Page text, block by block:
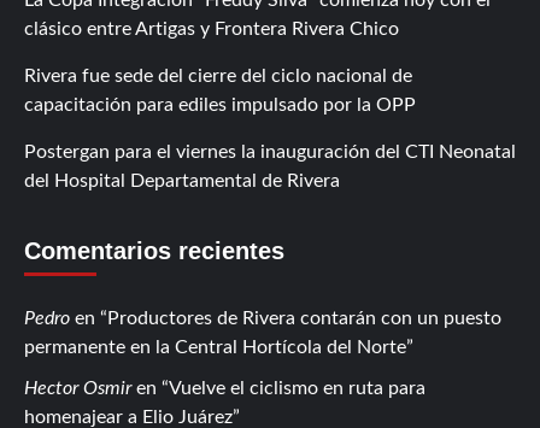
clásico entre Artigas y Frontera Rivera Chico
Rivera fue sede del cierre del ciclo nacional de
capacitación para ediles impulsado por la OPP
Postergan para el viernes la inauguración del CTI Neonatal
del Hospital Departamental de Rivera
Comentarios recientes
Pedro en
Productores de Rivera contarán con un puesto
permanente en la Central Hortícola del Norte
Hector Osmiren
Vuelve el ciclismo en ruta para
homenajear a Elio Juárez